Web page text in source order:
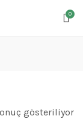
0
gösteriliyor